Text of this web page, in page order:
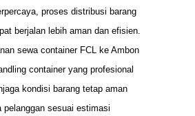
proses distribusi barang
berjalan lebih aman dan efisien.
sewa container FCL ke Ambon
container yang profesional
kondisi barang tetap aman
pelanggan sesuai estimasi